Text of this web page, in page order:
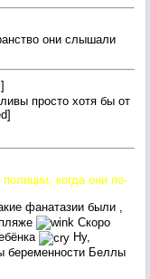
они слышали
]
просто хотя бы от
когда они по-
фанатазии были ,
Скоро
Ну,
беременности Беллы